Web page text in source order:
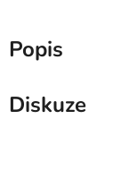
Popis
Diskuze